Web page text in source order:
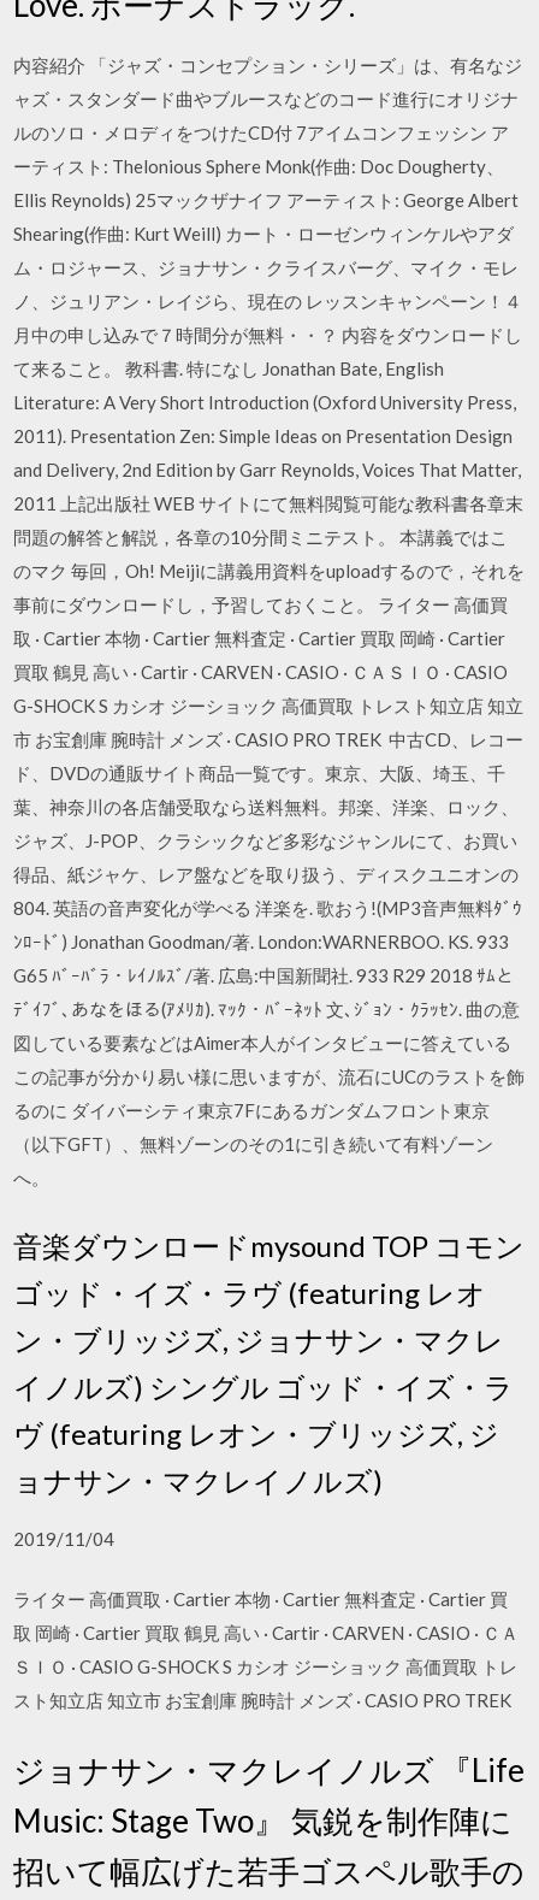
内容紹介 「ジャズ・コンセプション・シリーズ」は、有名なジ
ャズ・スタンダード曲やブルースなどのコード進行にオリジナ
ルのソロ・メロディをつけたCD付 7アイムコンフェッシン ア
ーティスト: Thelonious Sphere Monk(作曲: Doc Dougherty、
Ellis Reynolds) 25マックザナイフ アーティスト: George Albert
Shearing(作曲: Kurt Weill) カート・ローゼンウィンケルやアダ
ム・ロジャース、ジョナサン・クライスバーグ、マイク・モレ
ノ、ジュリアン・レイジら、現在の レッスンキャンペーン！４
月中の申し込みで７時間分が無料・・？ 内容をダウンロードし
て来ること。 教科書. 特になし Jonathan Bate, English
Literature: A Very Short Introduction (Oxford University Press,
2011). Presentation Zen: Simple Ideas on Presentation Design
and Delivery, 2nd Edition by Garr Reynolds, Voices That Matter,
2011 上記出版社 WEB サイトにて無料閲覧可能な教科書各章末
問題の解答と解説，各章の10分間ミニテスト。 本講義ではこ
のマク 毎回，Oh! Meijiに講義用資料をuploadするので，それを
事前にダウンロードし，予習しておくこと。 ライター 高価買
取 · Cartier 本物 · Cartier 無料査定 · Cartier 買取 岡崎 · Cartier
買取 鶴見 高い · Cartir · CARVEN · CASIO · ＣＡＳＩＯ · CASIO
G-SHOCK S カシオ ジーショック 高価買取 トレスト知立店 知立
市 お宝創庫 腕時計 メンズ · CASIO PRO TREK 中古CD、レコー
ド、DVDの通販サイト商品一覧です。東京、大阪、埼玉、千
葉、神奈川の各店舗受取なら送料無料。邦楽、洋楽、ロック、
ジャズ、J-POP、クラシックなど多彩なジャンルにて、お買い
得品、紙ジャケ、レア盤などを取り扱う、ディスクユニオンの
804. 英語の音声変化が学べる 洋楽を. 歌おう!(MP3音声無料ﾀﾞｳ
ﾝﾛｰﾄﾞ) Jonathan Goodman/著. London:WARNERBOO. KS. 933
G65 ﾊﾞｰﾊﾞﾗ・ﾚｲﾉﾙｽﾞ/著. 広島:中国新聞社. 933 R29 2018 ｻﾑと
ﾃﾞｲﾌﾞ､あなをほる(ｱﾒﾘｶ). ﾏｯｸ・ﾊﾞｰﾈｯﾄ 文､ｼﾞｮﾝ・ｸﾗｯｾﾝ. 曲の意
図している要素などはAimer本人がインタビューに答えている
この記事が分かり易い様に思いますが、流石にUCのラストを飾
るのに ダイバーシティ東京7Fにあるガンダムフロント東京
（以下GFT）、無料ゾーンのその1に引き続いて有料ゾーン
へ。
音楽ダウンロードmysound TOP コモン
ゴッド・イズ・ラヴ (featuring レオ
ン・ブリッジズ, ジョナサン・マクレ
イノルズ) シングル ゴッド・イズ・ラ
ヴ (featuring レオン・ブリッジズ, ジ
ョナサン・マクレイノルズ)
2019/11/04
ライター 高価買取 · Cartier 本物 · Cartier 無料査定 · Cartier 買
取 岡崎 · Cartier 買取 鶴見 高い · Cartir · CARVEN · CASIO · ＣＡ
ＳＩＯ · CASIO G-SHOCK S カシオ ジーショック 高価買取 トレ
スト知立店 知立市 お宝創庫 腕時計 メンズ · CASIO PRO TREK
ジョナサン・マクレイノルズ 『Life
Music: Stage Two』 気鋭を制作陣に
招いて幅広げた若手ゴスペル歌手の